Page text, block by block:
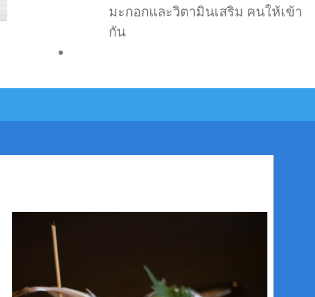
มะกอกและวิตามินเสริม คนให้เข้า
กัน